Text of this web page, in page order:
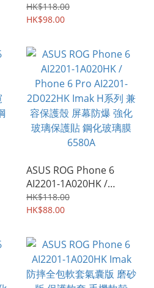
UX-9A系列 PC底板+TPU
軟邊框保護殼 手機殼
HK$118.00
HK$98.00
ASUS ROG Phone 6
AI2201-1A020HK /
Phone 6 Pro AI2201-
2D022HK Imak H系列 兼
玻璃保護貼 鋼化玻璃膜
6580A
HK$118.00
HK$88.00